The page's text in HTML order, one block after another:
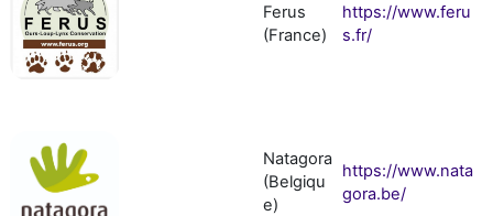
Ferus
(France)
https://www.feru
s.fr/
Natagora
(Belgiqu
e)
https://www.nata
gora.be/